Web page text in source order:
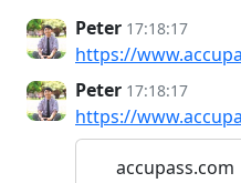
Peter 17:18:17
https://
Peter 17:18:17
https://
accupass.com